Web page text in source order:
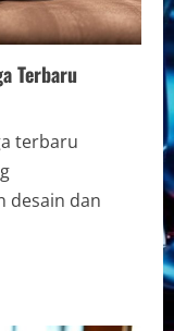
Terbaru
terbaru
desain dan